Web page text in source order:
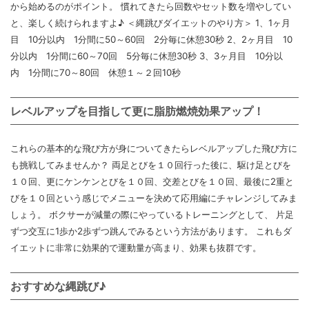
から始めるのがポイント。 慣れてきたら回数やセット数を増やしてい
と、楽しく続けられますよ♪ ＜縄跳びダイエットのやり方＞ 1、1ヶ月
目 10分以内 1分間に50～60回 2分毎に休憩30秒 2、2ヶ月目 10
分以内 1分間に60～70回 5分毎に休憩30秒 3、3ヶ月目 10分以
内 1分間に70～80回 休憩１～２回10秒
レベルアップを目指して更に脂肪燃焼効果アップ！
これらの基本的な飛び方が身についてきたらレベルアップした飛び方に
も挑戦してみませんか？ 両足とびを１０回行った後に、駆け足とびを
１０回、更にケンケンとびを１０回、交差とびを１０回、最後に2重と
びを１０回という感じでメニューを決めて応用編にチャレンジしてみま
しょう。 ボクサーが減量の際にやっているトレーニングとして、 片足
ずつ交互に1歩か2歩ずつ跳んでみるという方法があります。 これもダ
イエットに非常に効果的で運動量が高まり、効果も抜群です。
おすすめな縄跳び♪